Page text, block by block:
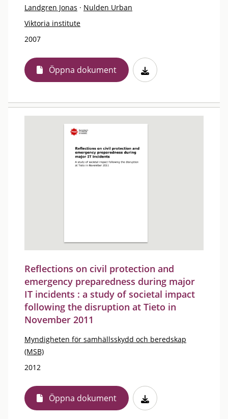
Landgren Jonas · Nulden Urban
Viktoria institute
2007
Öppna dokument
Reflections on civil protection and
emergency preparedness during major
IT incidents : a study of societal impact
following the disruption at Tieto in
November 2011
Myndigheten för samhällsskydd och beredskap
(MSB)
2012
Öppna dokument